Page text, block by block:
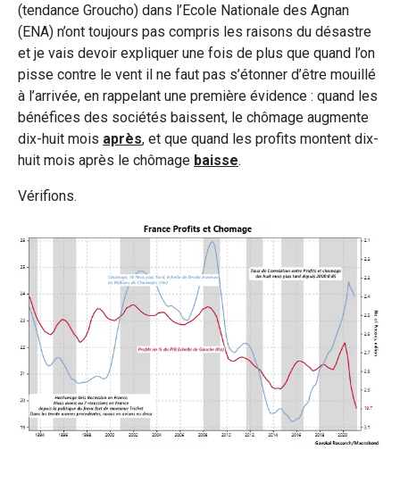
(tendance Groucho) dans l’Ecole Nationale des Agnan
(ENA) n’ont toujours pas compris les raisons du désastre
et je vais devoir expliquer une fois de plus que quand l’on
pisse contre le vent il ne faut pas s’étonner d’être mouillé
à l’arrivée, en rappelant une première évidence : quand les
bénéfices des sociétés baissent, le chômage augmente
dix-huit mois après, et que quand les profits montent dix-
huit mois après le chômage baisse.
Vérifions.